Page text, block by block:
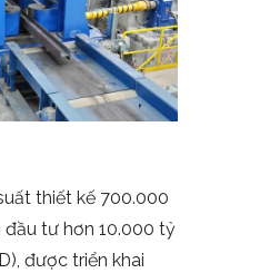
thiết kế 700.000
tư hơn 10.000 tỷ
được triển khai